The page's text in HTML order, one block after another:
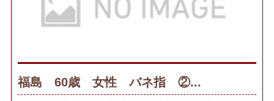
福島 60歳 女性 バネ指 ②...